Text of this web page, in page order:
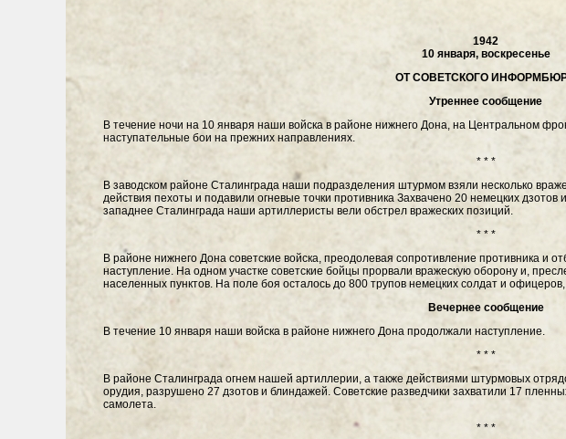
1942
10 января, воскресенье
ОТ СОВЕТСКОГО
Утреннее сообщение
В течение ночи на 10 января наши войска в районе нижнего Дона, на Центральном
наступательные бои на прежних направлениях.
* * *
В заводском районе Сталинграда наши подразделения штурмом взяли несколько
действия пехоты и подавили огневые точки противника Захвачено 20 немецких
западнее Сталинграда наши артиллеристы вели обстрел вражеских позиций.
* * *
В районе нижнего Дона советские войска, преодолевая сопротивление противника и
наступление. На одном участке советские бойцы прорвали вражескую оборону и,
населенных пунктов. На поле боя осталось до 800 трупов немецких солдат и
Вечернее сообщение
В течение 10 января наши войска в районе нижнего Дона продолжали наступление.
* * *
В районе Сталинграда огнем нашей артиллерии, а также действиями штурмовых
орудия, разрушено 27 дзотов и блиндажей. Советские разведчики захватили 17
самолета.
* * *